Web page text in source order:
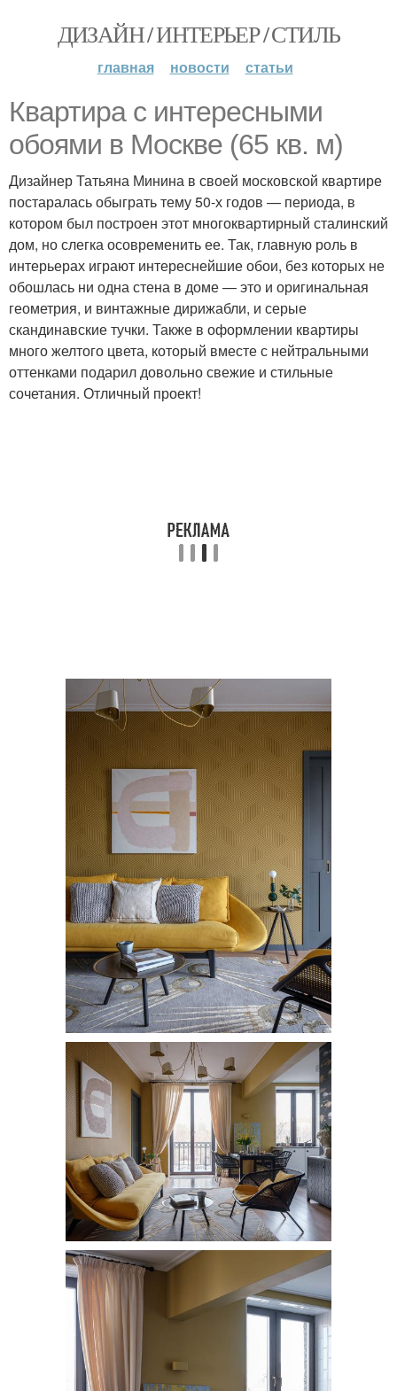
ДИЗАЙН / ИНТЕРЬЕР / СТИЛЬ
главная новости статьи
Квартира с интересными
обоями в Москве (65 кв. м)
Дизайнер Татьяна Минина в своей московской квартире
постаралась обыграть тему 50-х годов — периода, в
котором был построен этот многоквартирный сталинский
дом, но слегка осовременить ее. Так, главную роль в
интерьерах играют интереснейшие обои, без которых не
обошлась ни одна стена в доме — это и оригинальная
геометрия, и винтажные дирижабли, и серые
скандинавские тучки. Также в оформлении квартиры
много желтого цвета, который вместе с нейтральными
оттенками подарил довольно свежие и стильные
сочетания. Отличный проект!